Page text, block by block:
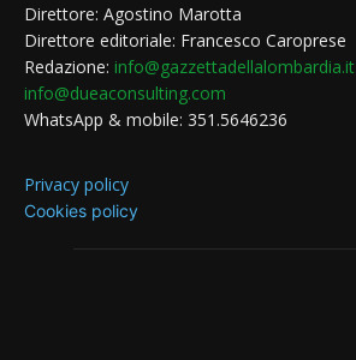
Direttore: Agostino Marotta
Direttore editoriale: Francesco Caroprese
Redazione: info@gazzettadellalombardia.it
info@dueaconsulting.com
WhatsApp & mobile: 351.5646236
Privacy policy
Cookies policy